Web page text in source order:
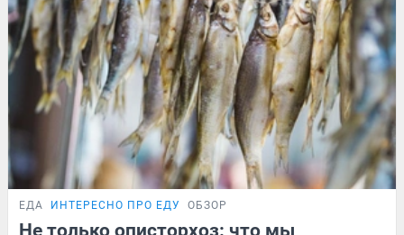
ЕДА ИНТЕРЕСНО ПРО ЕДУ ОБЗОР
Не только описторхоз: что мы